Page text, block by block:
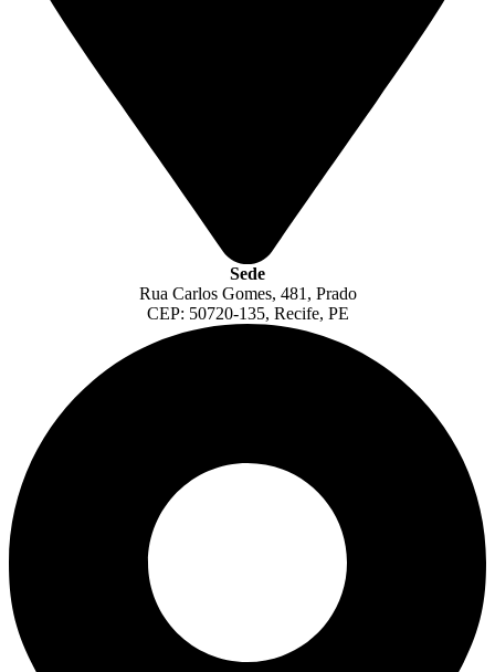
Sede
Rua Carlos Gomes, 481, Prado
CEP: 50720-135, Recife, PE